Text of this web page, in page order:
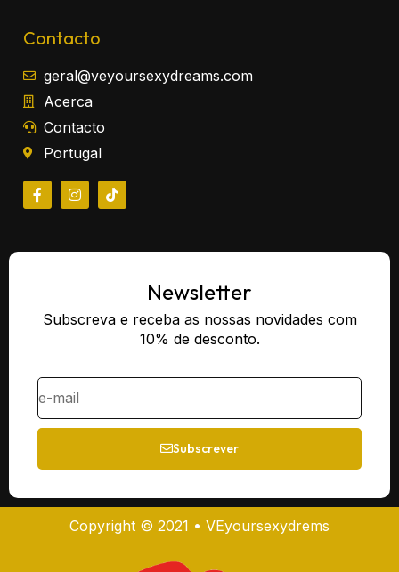
Contacto
geral@veyoursexydreams.com
Acerca
Contacto
Portugal
Newsletter
Subscreva e receba as nossas novidades com
10% de desconto.
Subscrever
Copyright © 2021 • VEyoursexydrems